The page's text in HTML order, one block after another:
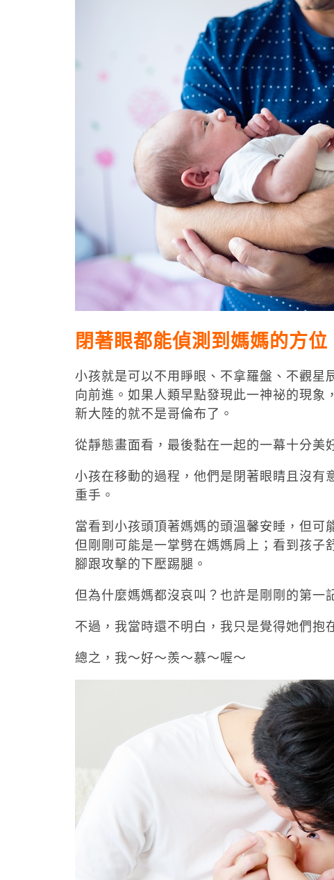
閉著眼都能偵測到媽媽的方位
小孩就是可以不用睜眼、不拿羅盤、不觀星
向前進。如果人類早點發現此一神祕的現
新大陸的就不是哥倫布了。
從靜態畫面看，最後黏在一起的一幕十分美
小孩在移動的過程，他們是閉著眼睛且沒有
重手。
當看到小孩頭頂著媽媽的頭溫馨安睡，但可
但剛剛可能是一掌劈在媽媽肩上；看到孩子
腳跟攻擊的下壓踢腿。
但為什麼媽媽都沒哀叫？也許是剛剛的第一
不過，我當時還不明白，我只是覺得她們抱
總之，我～好～羨～慕～喔～